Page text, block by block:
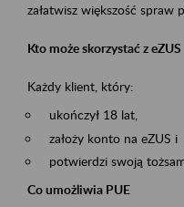
załatwisz większość spraw
Kto może skorzystać z eZUS
Każdy klient, który:
ukończył 18 lat,
założy konto na eZUS i
potwierdzi swoją
Co umożliwia PUE